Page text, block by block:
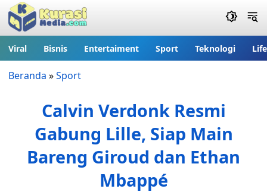
Viral Bisnis Entertaiment Sport Teknologi
Beranda »Sport
Calvin Verdonk Resmi
Gabung Lille, Siap Main
Bareng Giroud dan Ethan
Mbappé